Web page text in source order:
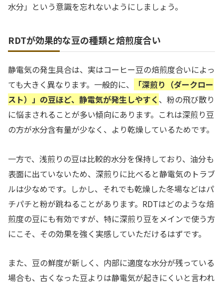
水分」という意識を忘れないようにしましょう。
RDTが効果的な豆の種類と焙煎度合い
静電気の発生具合は、実はコーヒー豆の焙煎度合いによっ
ても大きく異なります。一般的に、
「深煎り（ダークロー
スト）」の豆ほど、静電気が発生しやすく 、粉の飛び散り
に悩まされることが多い傾向にあります。これは深煎り豆
の方が水分含有量が少なく、より乾燥しているためです。
一方で、浅煎りの豆は比較的水分を保持しており、油分も
表面に出ていないため、深煎りに比べると静電気のトラブ
ルは少なめです。しかし、それでも乾燥した冬場などはパ
チパチと粉が跳ねることがあります。RDTはどのような焙
煎度の豆にも有効ですが、特に深煎り豆をメインで使う方
にこそ、その効果を強く実感していただけるはずです。
また、豆の鮮度が新しく、内部に適度な水分が残っている
場合も、古くなった豆よりは静電気が起きにくいと言われ